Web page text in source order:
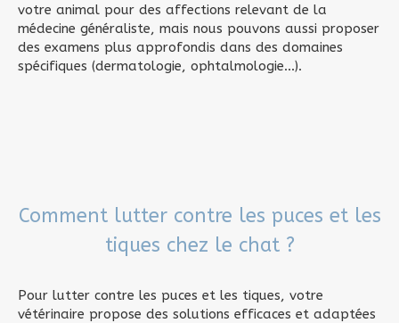
votre animal pour des affections relevant de la
médecine généraliste, mais nous pouvons aussi proposer
des examens plus approfondis dans des domaines
spécifiques (dermatologie, ophtalmologie...).
Comment lutter contre les puces et les
tiques chez le chat ?
Pour lutter contre les puces et les tiques, votre
vétérinaire propose des solutions efficaces et adaptées